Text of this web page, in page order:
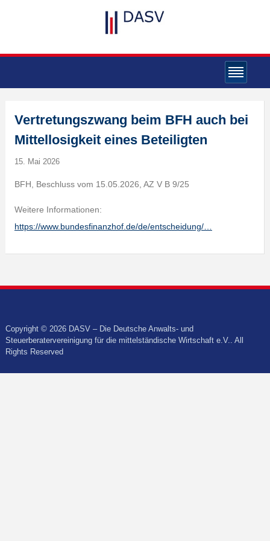
Vertretungszwang beim BFH auch bei
Mittellosigkeit eines Beteiligten
15. Mai 2026
BFH, Beschluss vom 15.05.2026, AZ V B 9/25
Weitere Informationen:
https://www.bundesfinanzhof.de/de/entscheidung/…
Copyright © 2026 DASV – Die Deutsche Anwalts- und
Steuerberatervereinigung für die mittelständische Wirtschaft e.V.. All
Rights Reserved